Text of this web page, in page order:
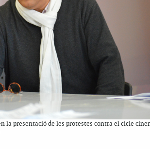
la presentació de les protestes contra el cicle